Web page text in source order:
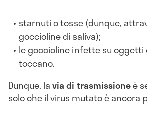
starnuti o tosse (dunque,
goccioline di saliva);
le goccioline infette su oggetti
toccano.
Dunque, lavia di trasmissioneè
solo che il virus mutato è ancora